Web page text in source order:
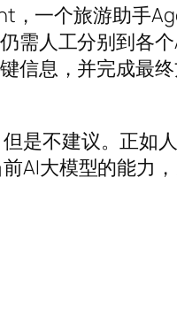
，一个旅游助手
需人工分别到各
信息，并完成最
是不建议。正如
AI大模型的能力